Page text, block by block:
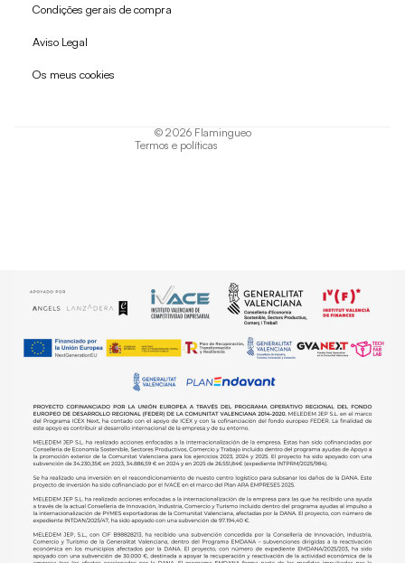
Condições gerais de compra
Aviso Legal
Os meus cookies
© 2026 Flamingueo
Termos e políticas
Política de reembolso